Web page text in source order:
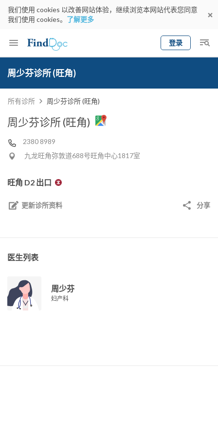
我们使用 cookies 以改善网站体验，继续浏览本网站代表您同意
我们使用 cookies。 了解更多
登录
Keyword
周少芬诊所 (旺角)
所有诊所 周少芬诊所 (旺角)
周少芬诊所 (旺角)
2380 8989
九龙旺角弥敦道688号旺角中心1817室
旺角 D2 出口
更新诊所资料 分享
医生列表
周少芬
妇产科